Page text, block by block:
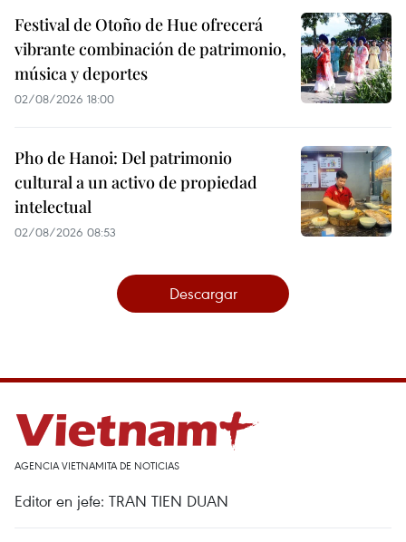
Festival de Otoño de Hue ofrecerá
vibrante combinación de patrimonio,
música y deportes
02/08/2026 18:00
Pho de Hanoi: Del patrimonio
cultural a un activo de propiedad
intelectual
02/08/2026 08:53
Descargar
AGENCIA VIETNAMITA DE NOTICIAS
Editor en jefe: TRAN TIEN DUAN